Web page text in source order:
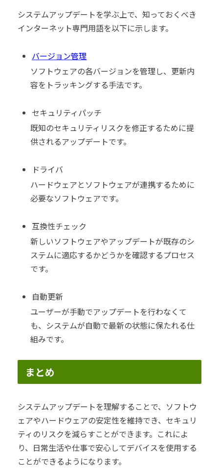
システムアップデートを学ぶ上で、知っておくべき
インターネット専門用語を以下に示します。
バージョン管理
ソフトウェアの各バージョンを管理し、更新内
容をトラッキングする手法です。
セキュリティパッチ
既知のセキュリティリスクを修正するために提
供されるアップデートです。
ドライバ
ハードウェアとソフトウェアが連携するために
必要なソフトウェアです。
互換性チェック
新しいソフトウェアやアップデートが既存のシ
ステムに適応するかどうかを確認するプロセス
です。
自動更新
ユーザーが手動でアップデートを行わなくて
も、システムが自動で最新の状態に保たれる仕
組みです。
まとめ
システムアップデートを理解することで、ソフトウ
ェアやハードウェアの安定性を維持でき、セキュリ
ティのリスクを減らすことができます。これによ
り、日常生活や仕事で安心してデバイスを使用する
ことができるようになります。